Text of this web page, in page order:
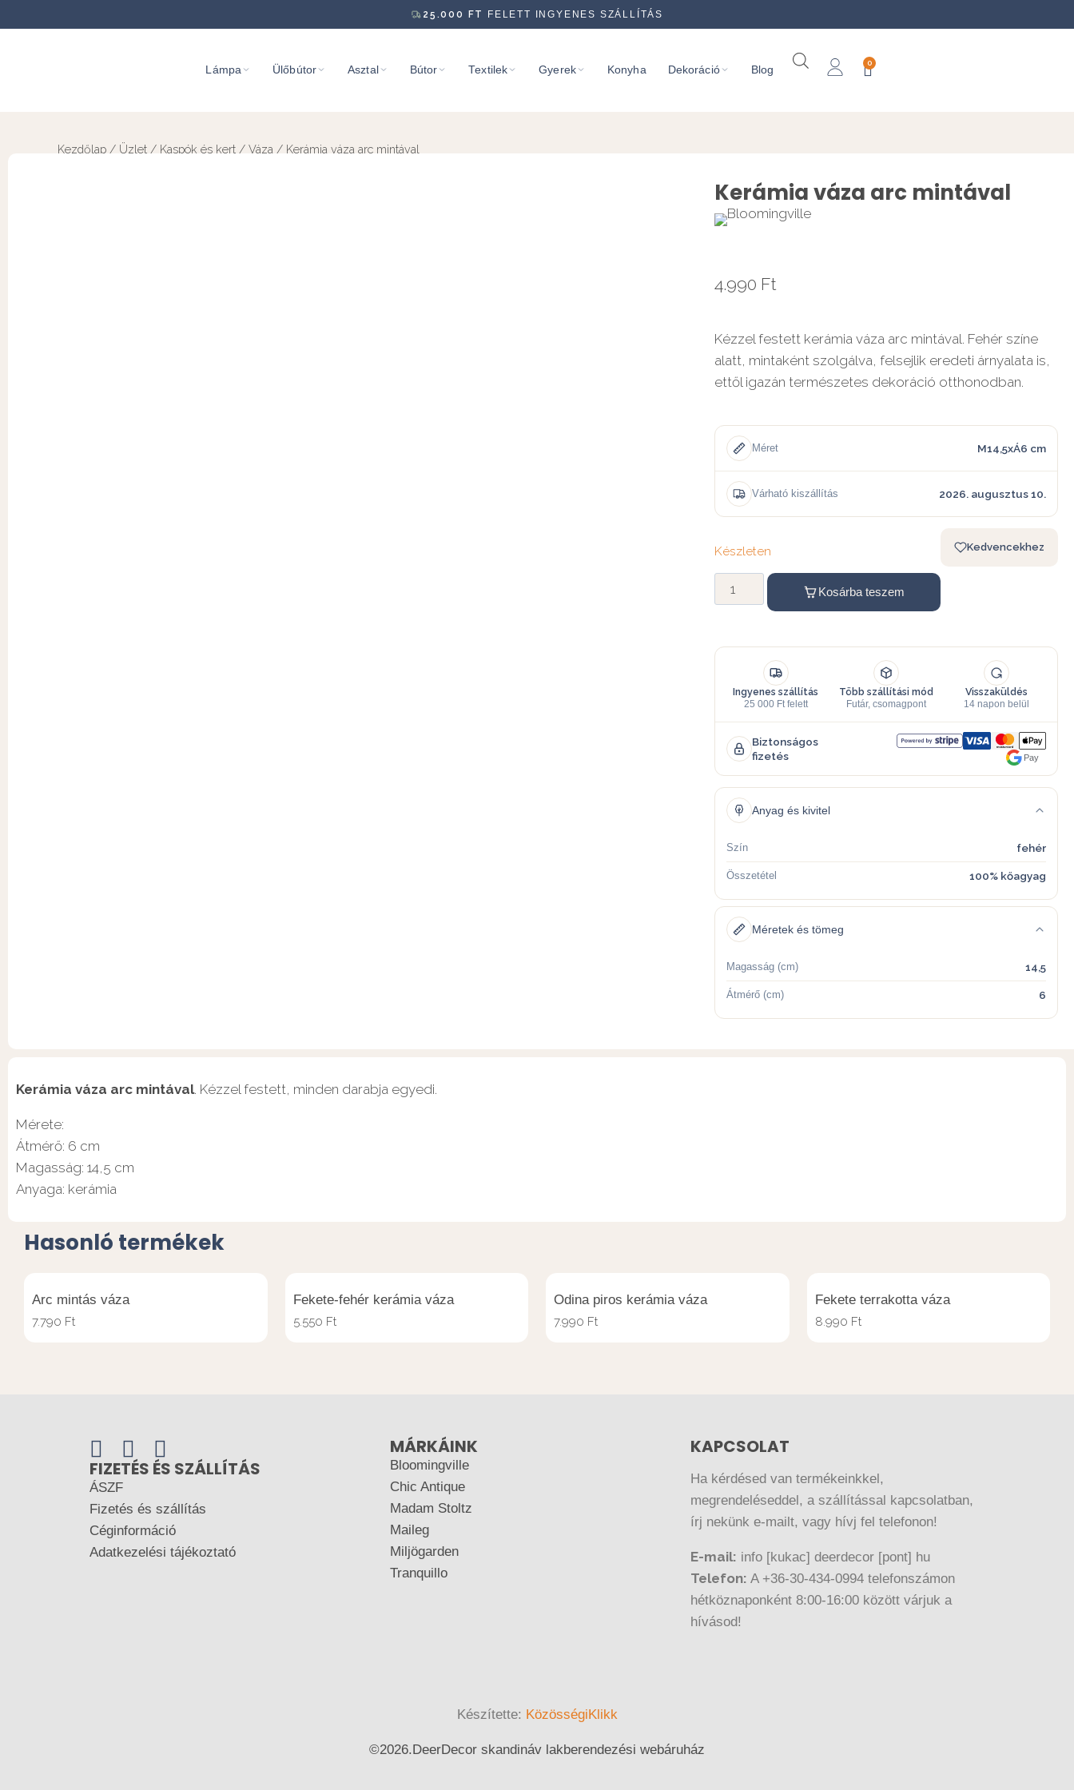
25.000 FT FELETT INGYENES SZÁLLÍTÁS
Lámpa Ülőbútor Asztal Bútor Textilek Gyerek Konyha Dekoráció Blog
0
Kezdőlap / Üzlet / Kaspók és kert / Váza / Kerámia váza arc mintával
Kerámia váza arc mintával
4.990 Ft
Kézzel festett kerámia váza arc mintával. Fehér színe
alatt, mintaként szolgálva, felsejlik eredeti árnyalata is,
ettől igazán természetes dekoráció otthonodban.
Méret M14,5xÁ6 cm
Várható kiszállítás 2026. augusztus 10.
Készleten
Kosárba teszem
Kedvencekhez
Ingyenes szállítás
25 000 Ft felett
Több szállítási mód
Futár, csomagpont
Visszaküldés
14 napon belül
Biztonságos
fizetés
Pay
Anyag és kivitel
Szín fehér
Összetétel 100% kőagyag
Méretek és tömeg
Magasság (cm) 14,5
Átmérő (cm) 6
Kerámia váza arc mintával. Kézzel festett, minden darabja egyedi.
Mérete:
Átmérő: 6 cm
Magasság: 14,5 cm
Anyaga: kerámia
Hasonló termékek
Arc mintás váza
7.790 Ft
Fekete-fehér kerámia váza
5.550 Ft
Odina piros kerámia váza
7.990 Ft
Fekete terrakotta váza
8.990 Ft
FIZETÉS ÉS SZÁLLÍTÁS
ÁSZF
Fizetés és szállítás
Céginformáció
Adatkezelési tájékoztató
MÁRKÁINK
Bloomingville
Chic Antique
Madam Stoltz
Maileg
Miljögarden
Tranquillo
KAPCSOLAT
Ha kérdésed van termékeinkkel,
megrendeléseddel, a szállítással kapcsolatban,
írj nekünk e-mailt, vagy hívj fel telefonon!
E-mail: info [kukac] deerdecor [pont] hu
Telefon: A +36-30-434-0994 telefonszámon
hétköznaponként 8:00-16:00 között várjuk a
hívásod!
Készítette: KözösségiKlikk
©2026. DeerDecor skandináv lakberendezési webáruház